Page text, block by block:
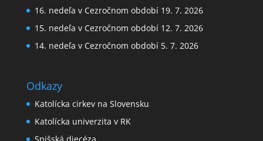
16. nedeľa v Cezročnom období 19. 7. 2026
15. nedeľa v Cezročnom období 12. 7. 2026
14. nedeľa v Cezročnom období 5. 7. 2026
Odkazy
Katolícka cirkev na Slovensku
Katolícka univerzita v RK